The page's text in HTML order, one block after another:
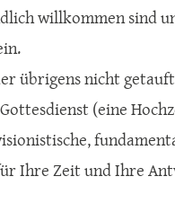
willkommen sind
übrigens nicht
(eine
Ihre Zeit und Ihre